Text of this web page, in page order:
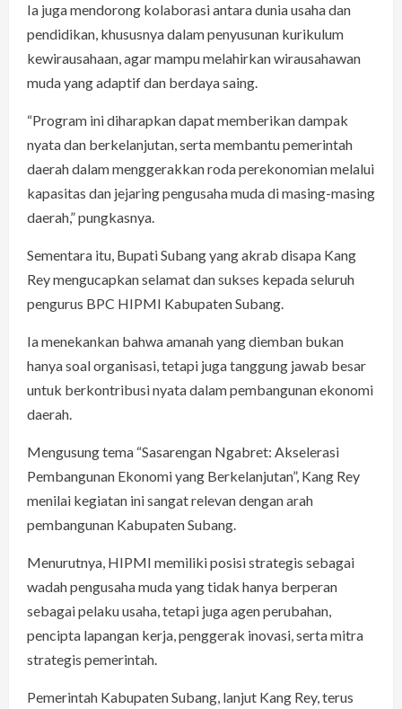
Ia juga mendorong kolaborasi antara dunia usaha dan
pendidikan, khususnya dalam penyusunan kurikulum
kewirausahaan, agar mampu melahirkan wirausahawan
muda yang adaptif dan berdaya saing.
“Program ini diharapkan dapat memberikan dampak
nyata dan berkelanjutan, serta membantu pemerintah
daerah dalam menggerakkan roda perekonomian melalui
kapasitas dan jejaring pengusaha muda di masing-masing
daerah,” pungkasnya.
Sementara itu, Bupati Subang yang akrab disapa Kang
Rey mengucapkan selamat dan sukses kepada seluruh
pengurus BPC HIPMI Kabupaten Subang.
Ia menekankan bahwa amanah yang diemban bukan
hanya soal organisasi, tetapi juga tanggung jawab besar
untuk berkontribusi nyata dalam pembangunan ekonomi
daerah.
Mengusung tema “Sasarengan Ngabret: Akselerasi
Pembangunan Ekonomi yang Berkelanjutan”, Kang Rey
menilai kegiatan ini sangat relevan dengan arah
pembangunan Kabupaten Subang.
Menurutnya, HIPMI memiliki posisi strategis sebagai
wadah pengusaha muda yang tidak hanya berperan
sebagai pelaku usaha, tetapi juga agen perubahan,
pencipta lapangan kerja, penggerak inovasi, serta mitra
strategis pemerintah.
Pemerintah Kabupaten Subang, lanjut Kang Rey, terus